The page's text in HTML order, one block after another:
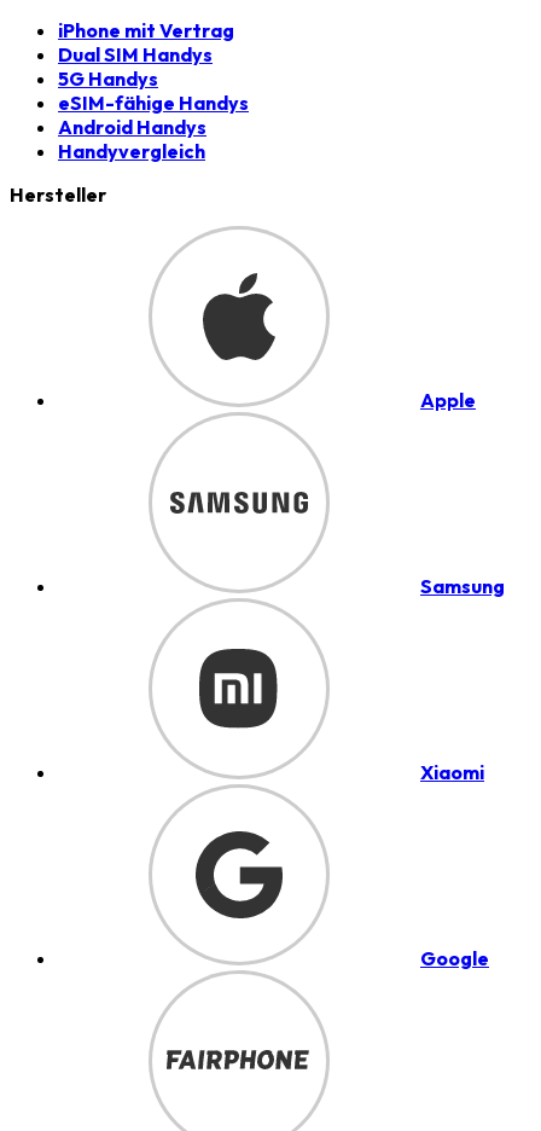
iPhone mit Vertrag
Dual SIM Handys
5G Handys
eSIM-fähige Handys
Android Handys
Handyvergleich
Hersteller
Apple
Samsung
Xiaomi
Google